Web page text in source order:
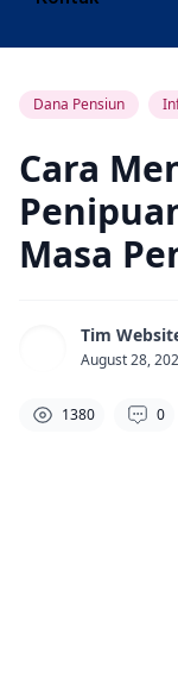
Dana Pensiun
Cara
Masa
Tim
August 28,
1380 0